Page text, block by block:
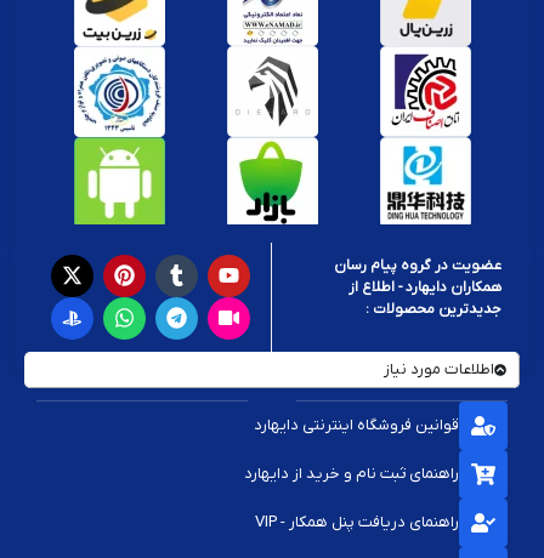
عضویت در گروه پیام رسان
همکاران دایهارد - اطلاع از
جدیدترین محصولات :
اطلاعات مورد نیاز
قوانین فروشگاه اینترنتی دایهارد
راهنمای ثبت نام و خرید از دایهارد
راهنمای دریافت پنل همکار - VIP